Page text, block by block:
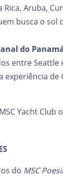
Rica, Aruba,
busca o sol
do
entre Seattle
experiência de
Yacht Club
do MSC